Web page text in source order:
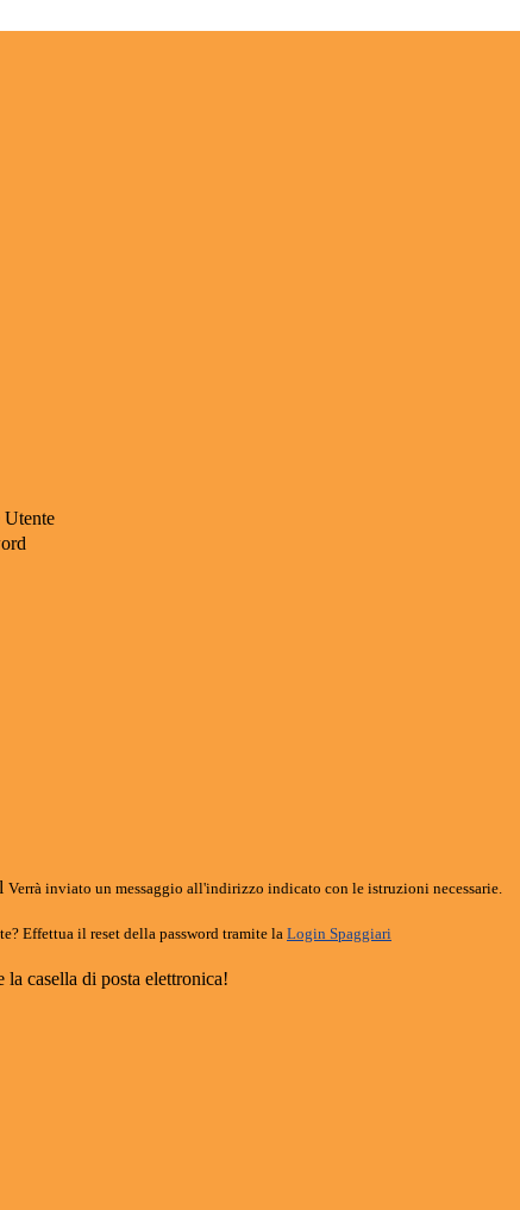
Utente
Verrà inviato un messaggio all'indirizzo indicato con le istruzioni necessarie.
Effettua il reset della password tramite la Login Spaggiari
casella di posta elettronica!